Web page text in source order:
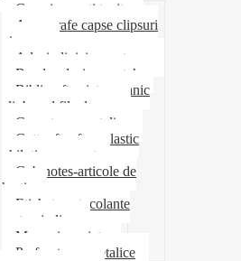
Cosuri suporti tavite
Ace agrafe capse clipsuri
pioneze
Adeziv lipici corectoare
Banda adeziva-scotch
Biblioraft caiet mecanic
clipboard file dosare
Capsatoare metalice
Cutter foarfeca elastic
ghilotina magnet
Cub notes-articole de
hartie
Etichete autocolante
carton indigo
Mape si serviete
Perforatoare metalice